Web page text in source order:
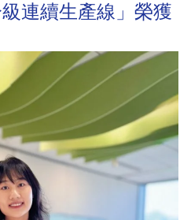
級連續生產線」榮獲